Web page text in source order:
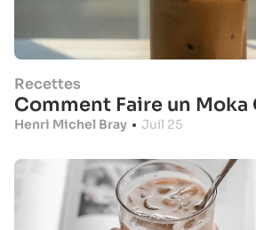
Recettes
Comment Faire un Moka
Henri Michel Bray • Juil 25